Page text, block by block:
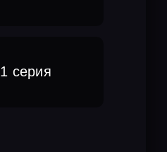
1 серия